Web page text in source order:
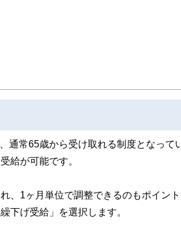
、相続診断士、住宅ローンアドバイザー、DCプラン
など150名以上の有資格者を執筆者・監修者として迎
す。
通常65歳から受け取れる制度となって
給が可能です。
、1ヶ月単位で調整できるのもポイン
下げ受給」を選択します。